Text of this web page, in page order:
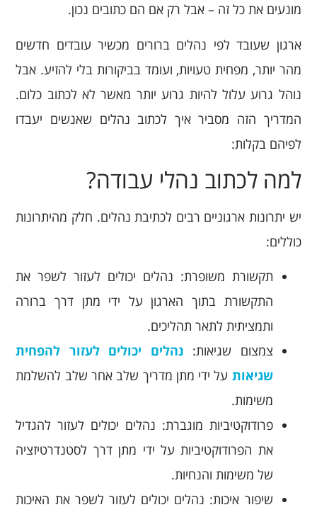
מונעים את כל זה – אבל רק אם הם כתובים נכון.
ארגון שעובד לפי נהלים ברורים מכשיר עובדים חדשים
מהר יותר, מפחית טעויות, ועומד בביקורות בלי להזיע. אבל
נוהל גרוע עלול להיות גרוע יותר מאשר לא לכתוב כלום.
המדריך הזה מסביר איך לכתוב נהלים שאנשים יעבדו
לפיהם בקלות:
למה לכתוב נהלי עבודה?
יש יתרונות ארגוניים רבים לכתיבת נהלים. חלק מהיתרונות
כוללים:
תקשורת משופרת: נהלים יכולים לעזור לשפר את
התקשורת בתוך הארגון על ידי מתן דרך ברורה
ותמציתית לתאר תהליכים.
צמצום שגיאות: נהלים יכולים לעזור להפחית
שגיאות על ידי מתן מדריך שלב אחר שלב להשלמת
משימות.
פרודוקטיביות מוגברת: נהלים יכולים לעזור להגדיל
את הפרודוקטיביות על ידי מתן דרך לסטנדרטיזציה
של משימות והנחיות.
שיפור איכות: נהלים יכולים לעזור לשפר את האיכות